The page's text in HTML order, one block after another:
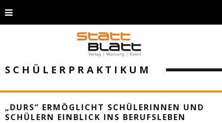
SCHÜLERPRAKTIKUM
„DURS“ ERMÖGLICHT SCHÜLERINNEN UND
SCHÜLERN EINBLICK INS BERUFSLEBEN